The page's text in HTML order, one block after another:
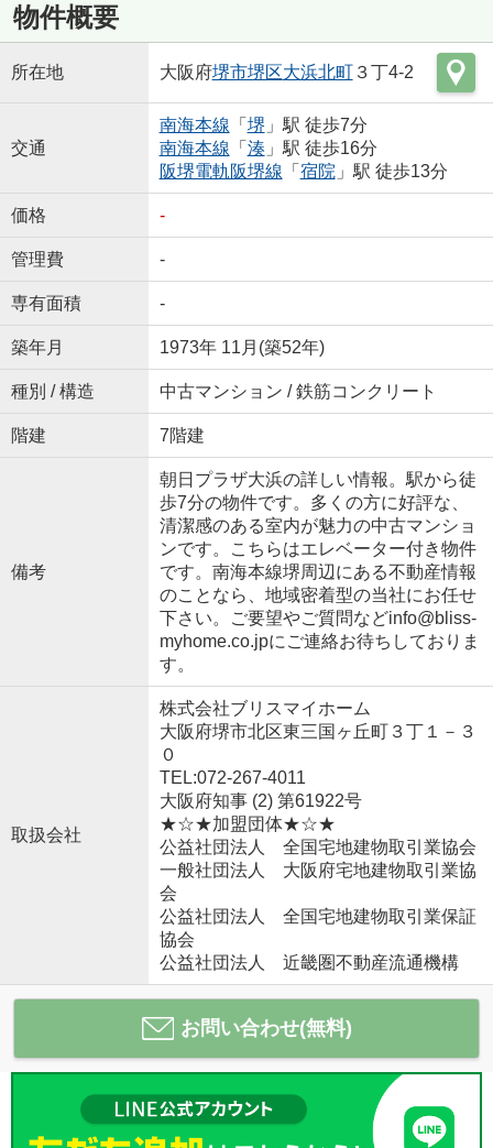
物件概要
所在地 大阪府堺市堺区大浜北町 ３丁4-2
交通
南海本線 「 堺 」駅 徒歩7分
南海本線 「 湊 」駅 徒歩16分
阪堺電軌阪堺線 「 宿院 」駅 徒歩13分
価格 -
管理費 -
専有面積 -
築年月 1973年 11月(築52年)
種別 / 構造 中古マンション / 鉄筋コンクリート
階建 7階建
備考
朝日プラザ大浜の詳しい情報。駅から徒
歩7分の物件です。多くの方に好評な、
清潔感のある室内が魅力の中古マンショ
ンです。こちらはエレベーター付き物件
です。南海本線堺周辺にある不動産情報
のことなら、地域密着型の当社にお任せ
下さい。ご要望やご質問などinfo@bliss-
myhome.co.jpにご連絡お待ちしておりま
す。
取扱会社
株式会社ブリスマイホーム
大阪府堺市北区東三国ヶ丘町３丁１－３
０
TEL:072-267-4011
大阪府知事 (2) 第61922号
★☆★加盟団体★☆★
公益社団法人 全国宅地建物取引業協会
一般社団法人 大阪府宅地建物取引業協
会
公益社団法人 全国宅地建物取引業保証
協会
公益社団法人 近畿圏不動産流通機構
お問い合わせ(無料)